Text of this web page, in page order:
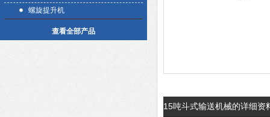
螺旋提升机
查看全部产品
15吨斗式输送机械的详细资